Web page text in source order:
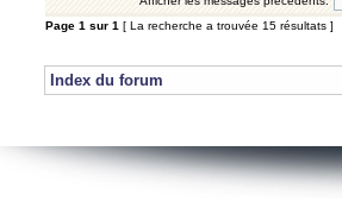
Page 1 sur 1 [ La recherche a trouvée 15 résultats ]
Index du forum